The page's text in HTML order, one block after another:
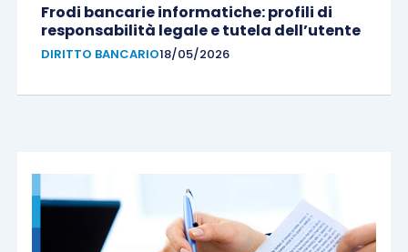
Frodi bancarie informatiche: profili di
responsabilità legale e tutela dell’utente
DIRITTO BANCARIO18/05/2026